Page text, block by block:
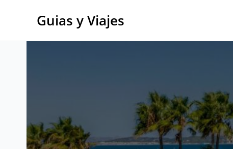
Guias y Viajes